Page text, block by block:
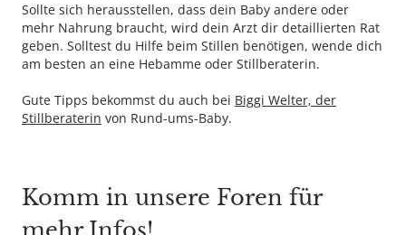
Sollte sich herausstellen, dass dein Baby andere oder
mehr Nahrung braucht, wird dein Arzt dir detaillierten Rat
geben. Solltest du Hilfe beim Stillen benötigen, wende dich
am besten an eine Hebamme oder Stillberaterin.
Gute Tipps bekommst du auch bei Biggi Welter, der
Stillberaterin von Rund-ums-Baby.
Komm in unsere Foren für